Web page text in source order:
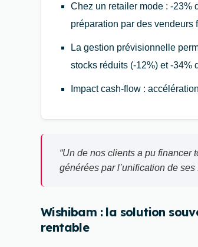
Chez un retailer mode : -23%
préparation par des vendeurs
La gestion prévisionnelle
stocks réduits (-12%) et -34%
Impact cash-flow :
“Un de nos clients a pu financer
générées par l’unification de ses
Wishibam : la solution
rentable